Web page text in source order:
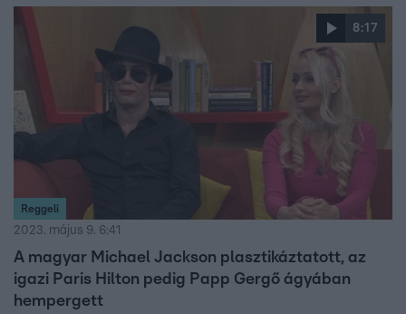
8:17
Reggeli
2023. május 9. 6:41
A magyar Michael Jackson plasztikáztatott, az
igazi Paris Hilton pedig Papp Gergő ágyában
hempergett